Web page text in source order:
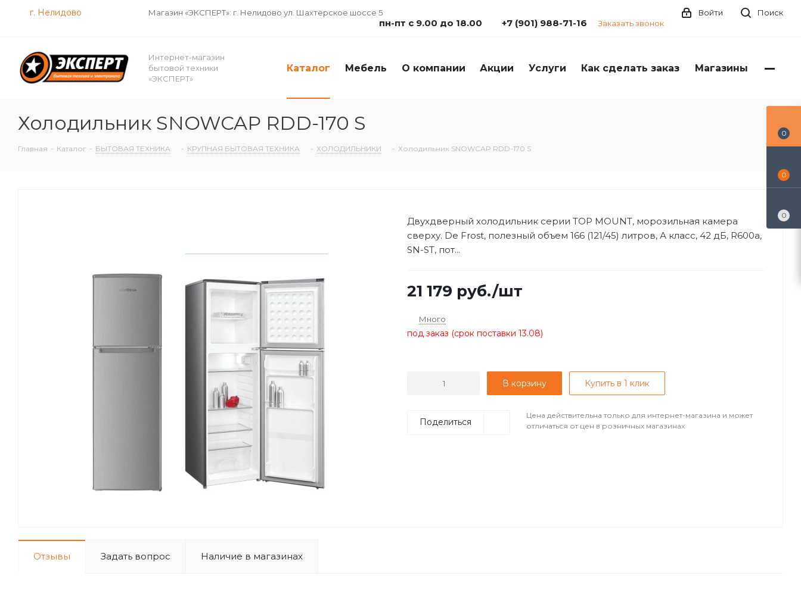
г. Нелидово Магазин «ЭКСПЕРТ»: г. Нелидово ул. Шахтёрское шоссе 5 Поиск
Войти
пн-пт с 9.00 до 18.00 +7 (901) 988-71-16 Заказать звонок
Интернет-магазин
бытовой техники
«ЭКСПЕРТ»
Каталог Мебель О компании Акции Услуги Как сделать заказ Магазины
Холодильник SNOWCAP RDD-170 S
Главная - Каталог - БЫТОВАЯ ТЕХНИКА - КРУПНАЯ БЫТОВАЯ ТЕХНИКА - ХОЛОДИЛЬНИКИ - Холодильник SNOWCAP RDD-170 S
Двухдверный холодильник серии TOP MOUNT, морозильная камера
сверху. De Frost, полезный объем 166 (121/45) литров, А класс, 42 дБ, R600а,
SN-ST, пот...
21 179 руб./шт
Много
под заказ (срок поставки 13.08)
В корзину Купить в 1 клик
Поделиться
Цена действительна только для интернет-магазина и может
отличаться от цен в розничных магазинах
Отзывы Задать вопрос Наличие в магазинах
0
0
0